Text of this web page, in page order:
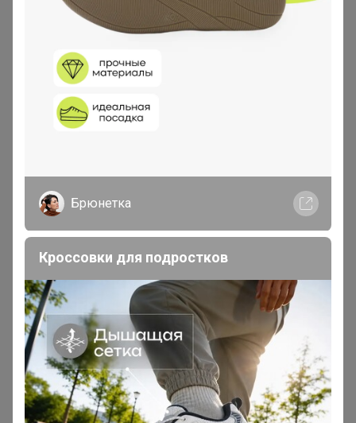
Показаны записи
Как здесь все устроено?
Как сделать заказ?
Брюнетка
Кроссовки для подростков